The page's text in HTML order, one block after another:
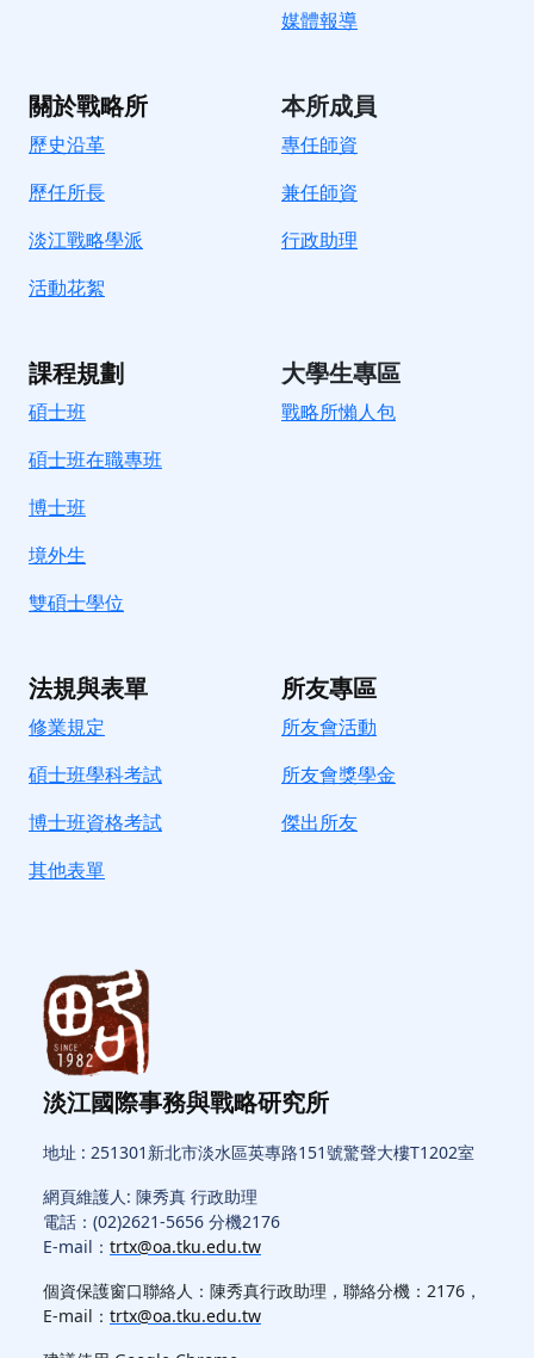
媒體報導
關於戰略所
歷史沿革
歷任所長
淡江戰略學派
活動花絮
本所成員
專任師資
兼任師資
行政助理
課程規劃
碩士班
碩士班在職專班
博士班
境外生
雙碩士學位
大學生專區
戰略所懶人包
法規與表單
修業規定
碩士班學科考試
博士班資格考試
其他表單
所友專區
所友會活動
所友會獎學金
傑出所友
淡江國際事務與戰略研究所
地址 : 251301新北市淡水區英專路151號驚聲大樓T1202室
網頁維護人: 陳秀真 行政助理
電話：(02)2621-5656 分機2176
E-mail： trtx@oa.tku.edu.tw
個資保護窗口聯絡人：陳秀真行政助理，聯絡分機：2176，
E-mail： trtx@oa.tku.edu.tw